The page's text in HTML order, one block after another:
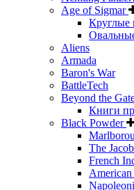
Age of Sigmar
Круглые
Aliens
Armada
Baron's War
BattleTech
Beyond the
Книги
Black Powder
The
French